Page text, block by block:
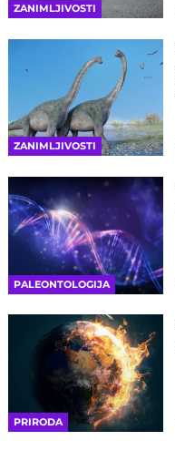
ZANIMLJIVOSTI
ZANIMLJIVOSTI
PALEONTOLOGIJA
PRIRODA